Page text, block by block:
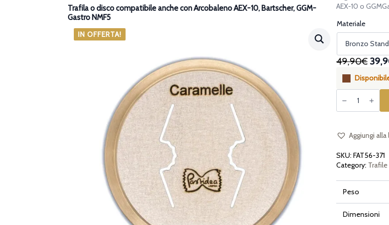
Trafila o disco compatibile anche con Arcobaleno AEX-10, Bartscher, GGM-
Gastro NMF5
IN OFFERTA!
da
39,90€
a
45,90€
AEX-10 o
Materiale
49,90€ Il
Trafila
Candies
La
Fattorina,
MPF
1.5
quantità
Aggiungi
SKU: FAT56-371
Category:
Peso
Dimensioni